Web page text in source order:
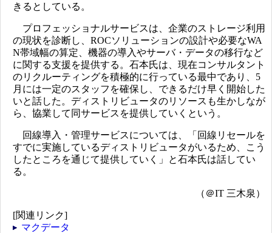
きるとしている。
プロフェッショナルサービスは、企業のストレージ利用
の現状を診断し、ROCソリューションの設計や必要なWA
N帯域幅の算定、機器の導入やサーバ・データの移行など
に関する支援を提供する。石本氏は、現在コンサルタント
のリクルーティングを積極的に行っている最中であり、5
月には一定のスタッフを確保し、できるだけ早く開始した
いと話した。ディストリビュータのリソースも生かしなが
ら、協業して同サービスを提供していくという。
回線導入・管理サービスについては、「回線リセールを
すでに実施しているディストリビュータがいるため、こう
したところを通じて提供していく」と石本氏は話してい
る。
（＠IT 三木泉）
[関連リンク]
マクデータ